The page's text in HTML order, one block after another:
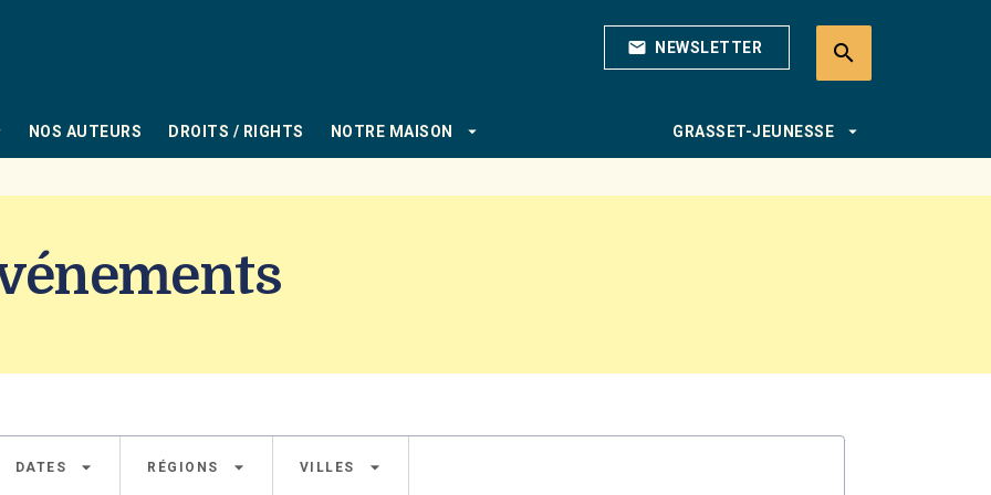
mail NEWSLETTER search
NOS AUTEURS DROITS / RIGHTS NOTRE MAISON arrow_drop_down GRASSET-JEUNESSE arrow_drop_down
DATES arrow_drop_down RÉGIONS arrow_drop_down VILLES arrow_drop_down